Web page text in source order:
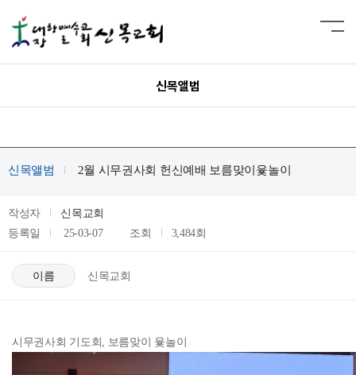
신목앨범
신목앨범 2월 시무권사회 헌신예배 보름맞이윷놀이
작성자
신목교회
등록일
25-03-07 조회 3,484회
이름 신목교회
시무권사회 기도회, 보름맞이 윷놀이